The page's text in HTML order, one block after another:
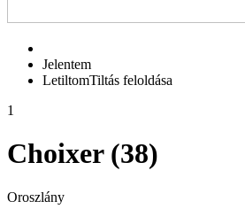
Jelentem
LetiltomTiltás feloldása
1
Choixer (38)
Oroszlány